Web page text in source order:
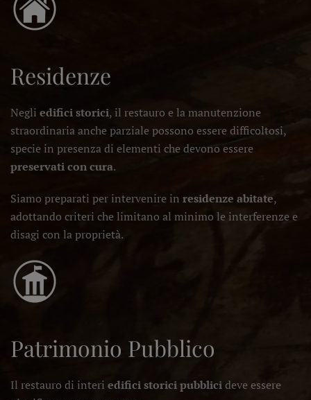
Residenze
Negli edifici storici, il restauro e la manutenzione
straordinaria anche parziale possono essere difficoltosi,
specie in presenza di elementi che devono essere
preservati con cura.
Siamo preparati per intervenire in residenze abitate,
adottando criteri che limitano al minimo le interferenze e
disagi con la proprietà.
Patrimonio Pubblico
Il restauro di interi edifici storici pubblicideve essere